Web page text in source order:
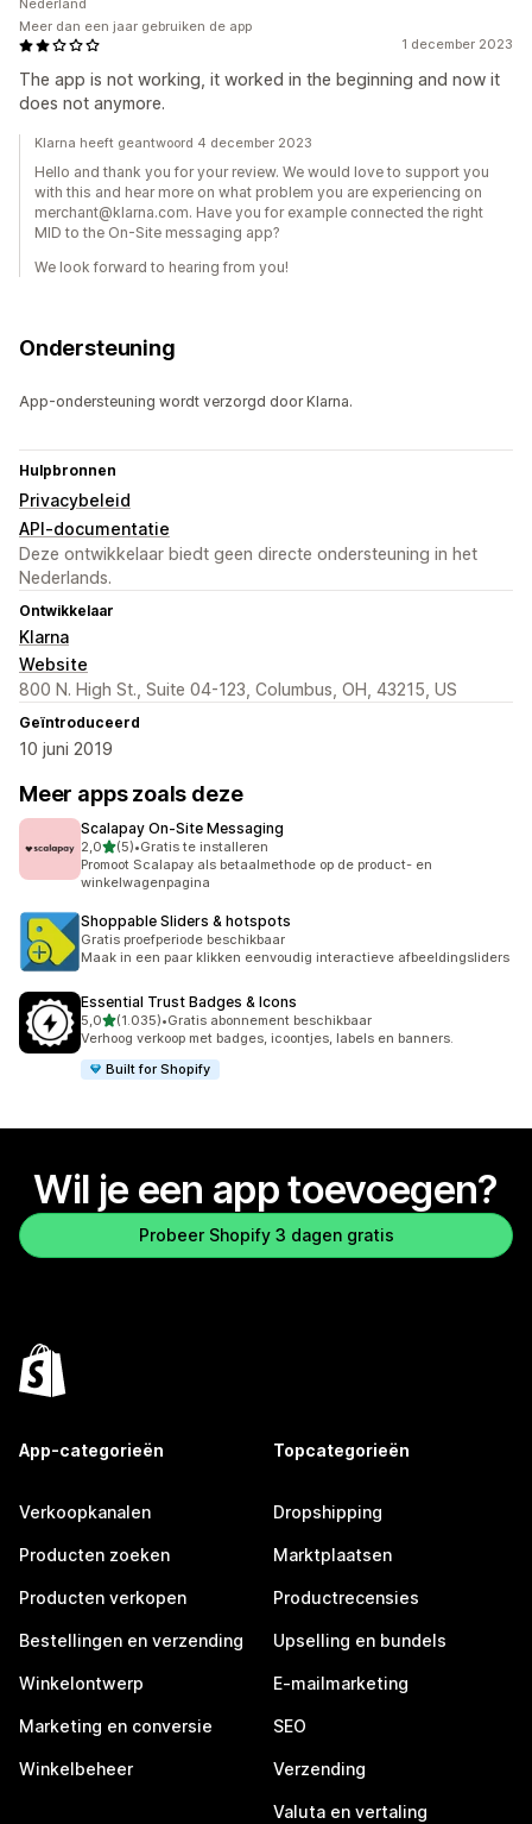
1 december 2023
The app is not working, it worked in the beginning and now it
does not anymore.
Nederland
Meer dan een jaar gebruiken de app
Klarna heeft geantwoord 4 december 2023
Hello and thank you for your review. We would love to support you
with this and hear more on what problem you are experiencing on
merchant@klarna.com. Have you for example connected the right
MID to the On-Site messaging app?
We look forward to hearing from you!
Ondersteuning
App-ondersteuning wordt verzorgd door Klarna.
Hulpbronnen
Privacybeleid
API-documentatie
Deze ontwikkelaar biedt geen directe ondersteuning in het
Nederlands.
Ontwikkelaar
Klarna
Website
800 N. High St., Suite 04-123, Columbus, OH, 43215, US
Geïntroduceerd
10 juni 2019
Meer apps zoals deze
Scalapay On‑Site Messaging
2,0van 5 sterren
(5)
5 recensies in totaal
•Gratis te installeren
Promoot Scalapay als betaalmethode op de product- en
winkelwagenpagina
Shoppable Sliders & hotspots
Gratis proefperiode beschikbaar
Maak in een paar klikken eenvoudig interactieve afbeeldingsliders
Essential Trust Badges & Icons
5,0van 5 sterren
(1.035)
1035 recensies in totaal
•Gratis abonnement beschikbaar
Verhoog verkoop met badges, icoontjes, labels en banners.
Built for Shopify
Wil je een app toevoegen?
Probeer Shopify 3 dagen gratis
App-categorieën
Verkoopkanalen
Producten zoeken
Producten verkopen
Bestellingen en verzending
Winkelontwerp
Marketing en conversie
Winkelbeheer
Topcategorieën
Dropshipping
Marktplaatsen
Productrecensies
Upselling en bundels
E-mailmarketing
SEO
Verzending
Valuta en vertaling